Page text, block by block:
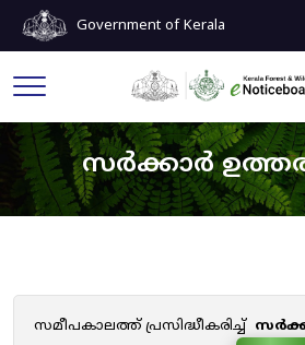
Government of Kerala
സർക്കാർ
സമീപകാലത്ത് പ്രസിദ്ധീകരിച്ച്